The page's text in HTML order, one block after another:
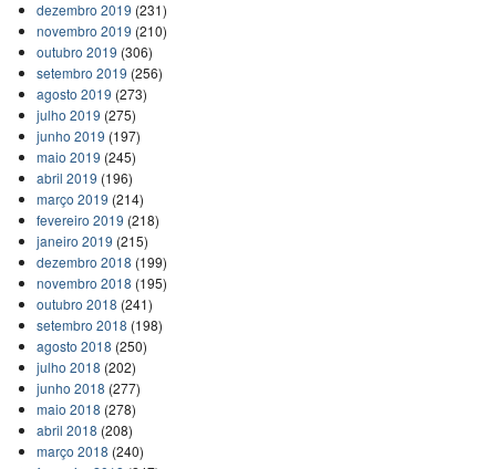
dezembro 2019 (231)
novembro 2019 (210)
outubro 2019 (306)
setembro 2019 (256)
agosto 2019 (273)
julho 2019 (275)
junho 2019 (197)
maio 2019 (245)
abril 2019 (196)
março 2019 (214)
fevereiro 2019 (218)
janeiro 2019 (215)
dezembro 2018 (199)
novembro 2018 (195)
outubro 2018 (241)
setembro 2018 (198)
agosto 2018 (250)
julho 2018 (202)
junho 2018 (277)
maio 2018 (278)
abril 2018 (208)
março 2018 (240)